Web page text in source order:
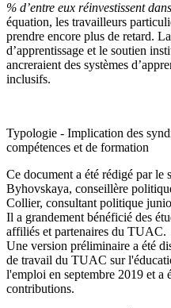
% d’entre eux réinvestissent
équation, les travailleurs
prendre encore plus de retard.
d’apprentissage et le soutien
ancreraient des systèmes
inclusifs.
Typologie - Implication des
compétences et de formation
Ce document a été rédigé par
Byhovskaya, conseillère
Collier, consultant politique
Il a grandement bénéficié des
affiliés et partenaires du TUAC.
Une version préliminaire a été
de travail du TUAC sur
l'emploi en septembre 2019 et a
contributions.